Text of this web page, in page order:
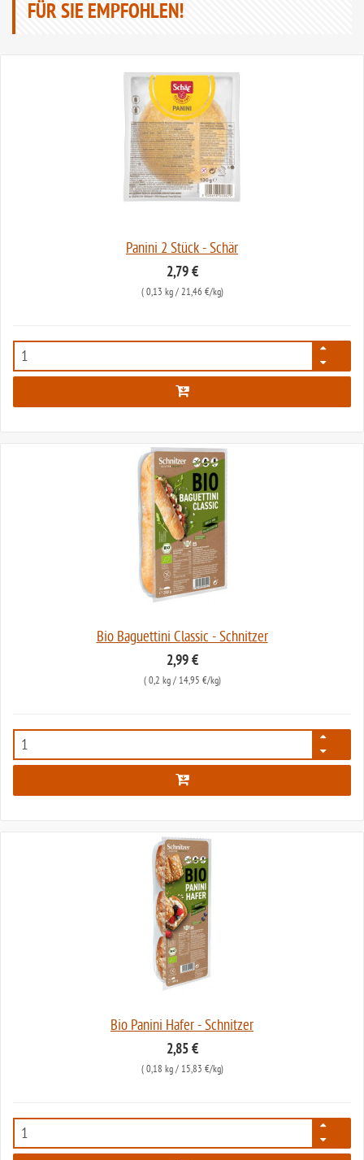
FÜR SIE EMPFOHLEN!
Panini 2 Stück - Schär
2,79 €
( 0,13 kg/ 21,46 €/kg)
31
Bio Baguettini Classic - Schnitzer
2,99 €
( 0,2 kg/ 14,95 €/kg)
5701
Bio Panini Hafer - Schnitzer
2,85 €
( 0,18 kg/ 15,83 €/kg)
5810